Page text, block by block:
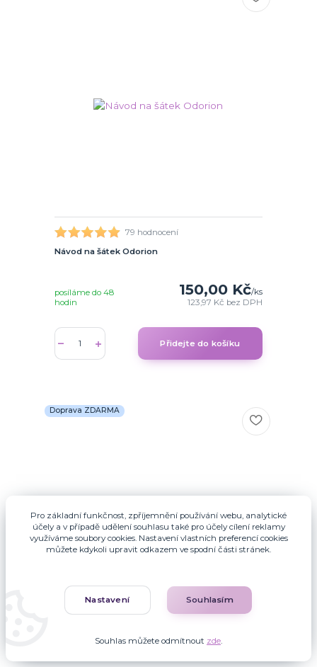
79 hodnocení
Návod na šátek Odorion
150,00 Kč/ks
123,97 Kč bez DPH
posíláme do 48
hodin
Přidejte do košíku
Doprava ZDARMA
Pro základní funkčnost, zpříjemnění používání webu, analytické
účely a v případě udělení souhlasu také pro účely cílení reklamy
využíváme soubory cookies. Nastavení vlastních preferencí cookies
můžete kdykoli upravit odkazem ve spodní části stránek.
Nastavení Souhlasím
Souhlas můžete odmítnout zde.